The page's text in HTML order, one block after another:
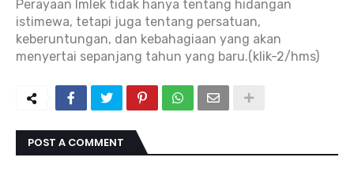
Perayaan Imlek tidak hanya tentang hidangan
istimewa, tetapi juga tentang persatuan,
keberuntungan, dan kebahagiaan yang akan
menyertai sepanjang tahun yang baru.(klik-2/hms)
POST A COMMENT